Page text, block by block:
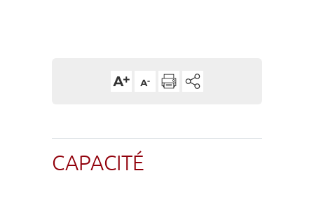
CAPACITÉ